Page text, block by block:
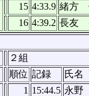
15 4:33.9 緒方
16 4:39.2 長友
２組
順位 記録
氏名
1 15:44.5 永野